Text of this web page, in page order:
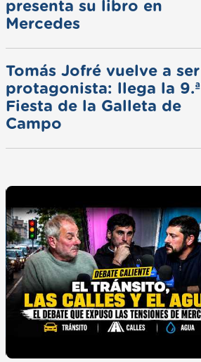
presenta su libro en
Mercedes
Tomás Jofré vuelve a ser
protagonista: llega la 9.ª
Fiesta de la Galleta de
Campo